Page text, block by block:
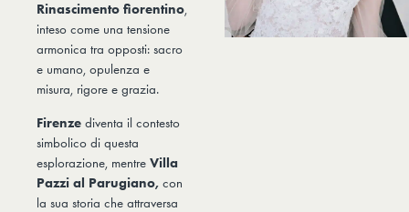
Rinascimento fiorentino,
inteso come una tensione
armonica tra opposti: sacro
e umano, opulenza e
misura, rigore e grazia.
Firenze diventa il contesto
simbolico di questa
esplorazione, mentreVilla
Pazzi al Parugiano,con
la sua storia che attraversa